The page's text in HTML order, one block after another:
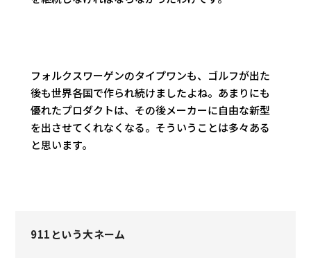
フォルクスワーゲンのタイプワンも、ゴルフが出た
後も世界各国で作られ続けましたよね。あまりにも
優れたプロダクトは、その後メーカーに自由な新型
を出させてくれなくなる。そういうことは多々ある
と思います。
911という大ネーム